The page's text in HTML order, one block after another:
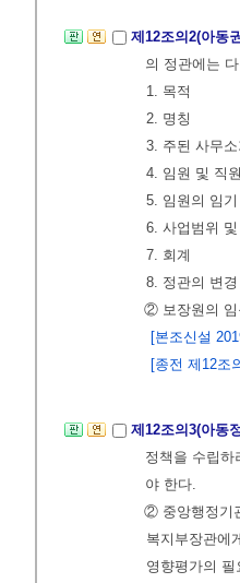
제12조의2(아동
의 정관에는
1. 목적
2. 명칭
3. 주된 사무
4. 임원 및 직
5. 임원의 임기
6. 사업범위
7. 회계
8. 정관의 변경
② 보장원의 임
[본조신설
[종전 제12조
제12조의3(아동
정책을 수립하
야 한다.
② 중앙행정기
복지부장관에
영향평가의